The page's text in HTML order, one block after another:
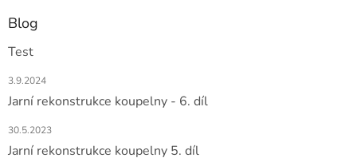
Blog
Test
3.9.2024
Jarní rekonstrukce koupelny - 6. díl
30.5.2023
Jarní rekonstrukce koupelny 5. díl